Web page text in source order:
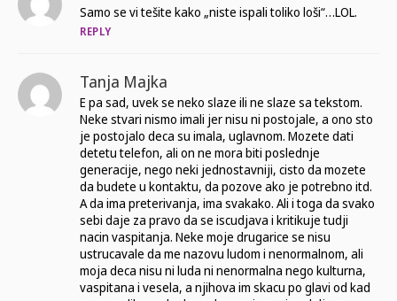
Samo se vi tešite kako „niste ispali toliko loši“…LOL.
REPLY
Tanja Majka
E pa sad, uvek se neko slaze ili ne slaze sa tekstom.
Neke stvari nismo imali jer nisu ni postojale, a ono sto
je postojalo deca su imala, uglavnom. Mozete dati
detetu telefon, ali on ne mora biti poslednje
generacije, nego neki jednostavniji, cisto da mozete
da budete u kontaktu, da pozove ako je potrebno itd.
A da ima preterivanja, ima svakako. Ali i toga da svako
sebi daje za pravo da se iscudjava i kritikuje tudji
nacin vaspitanja. Neke moje drugarice se nisu
ustrucavale da me nazovu ludom i nenormalnom, ali
moja deca nisu ni luda ni nenormalna nego kulturna,
vaspitana i vesela, a njihova im skacu po glavi od kad